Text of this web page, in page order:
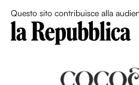
Questo sito contribuisce alla